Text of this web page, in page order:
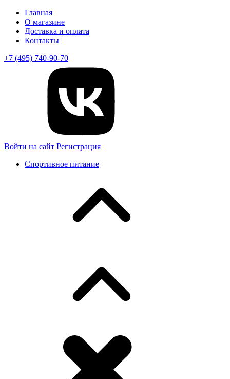
Главная
О магазине
Доставка и оплата
Контакты
+7 (495) 740-90-70
Войти на сайт Регистрация
Спортивное питание